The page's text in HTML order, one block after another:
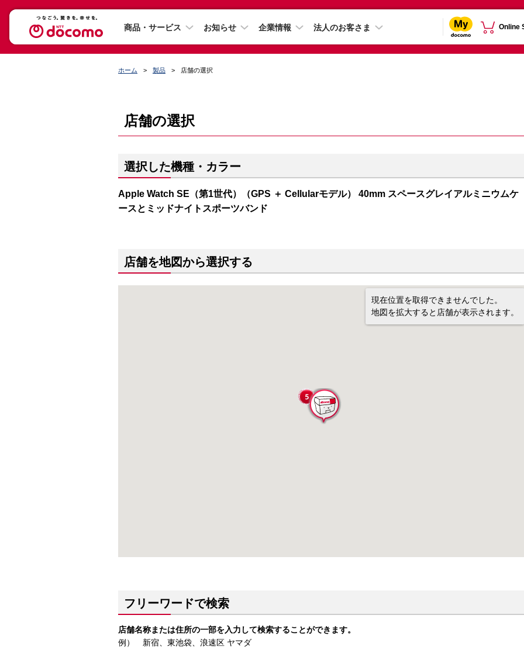
商品・サービス お知らせ 企業情報 法人のお客さま Online
ホーム 製品 店舗の選択
店舗の選択
選択した機種・カラー
Apple Watch SE（第1世代）（GPS ＋ Cellularモデル） 40mm スペースグレイアルミニウムケ
ースとミッドナイトスポーツバンド
店舗を地図から選択する
現在位置を取得できませんでした。
地図を拡大すると店舗が表示されます。
フリーワードで検索
店舗名称または住所の一部を入力して検索することができます。
例） 新宿、東池袋、浪速区 ヤマダ